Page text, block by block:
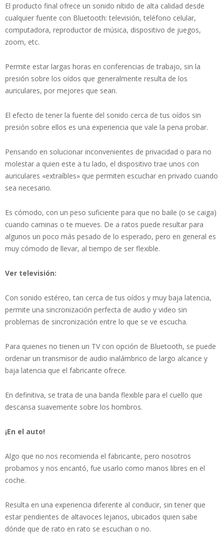
El producto final ofrece un sonido nítido de alta calidad desde
cualquier fuente con Bluetooth: televisión, teléfono celular,
computadora, reproductor de música, dispositivo de juegos,
zoom, etc.
Permite estar largas horas en conferencias de trabajo, sin la
presión sobre los oídos que generalmente resulta de los
auriculares, por mejores que sean.
El efecto de tener la fuente del sonido cerca de tus oídos sin
presión sobre ellos es una experiencia que vale la pena probar.
Pensando en solucionar inconvenientes de privacidad o para no
molestar a quien este a tu lado, el dispositivo trae unos con
auriculares «extraíbles» que permiten escuchar en privado cuando
sea necesario.
Es cómodo, con un peso suficiente para que no baile (o se caiga)
cuando caminas o te mueves. De a ratos puede resultar para
algunos un poco más pesado de lo esperado, pero en general es
muy cómodo de llevar, al tiempo de ser flexible.
Ver televisión:
Con sonido estéreo, tan cerca de tus oídos y muy baja latencia,
permite una sincronización perfecta de audio y video sin
problemas de sincronización entre lo que se ve escucha.
Para quienes no tienen un TV con opción de Bluetooth, se puede
ordenar un transmisor de audio inalámbrico de largo alcance y
baja latencia que el fabricante ofrece.
En definitiva, se trata de una banda flexible para el cuello que
descansa suavemente sobre los hombros.
¡En el auto!
Algo que no nos recomienda el fabricante, pero nosotros
probamos y nos encantó, fue usarlo como manos libres en el
coche.
Resulta en una experiencia diferente al conducir, sin tener que
estar pendientes de altavoces lejanos, ubicados quien sabe
dónde que de rato en rato se escuchan o no.